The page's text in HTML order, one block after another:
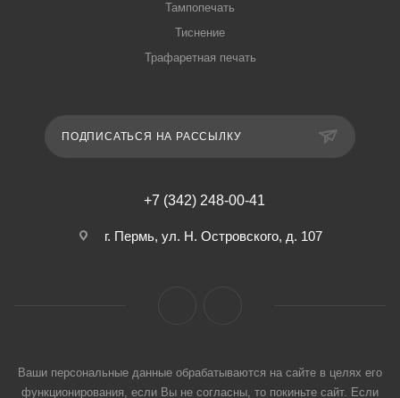
Тампопечать
Тиснение
Трафаретная печать
ПОДПИСАТЬСЯ НА РАССЫЛКУ
+7 (342) 248-00-41
г. Пермь, ул. Н. Островского, д. 107
Ваши персональные данные обрабатываются на сайте в целях его
функционирования, если Вы не согласны, то покиньте сайт. Если